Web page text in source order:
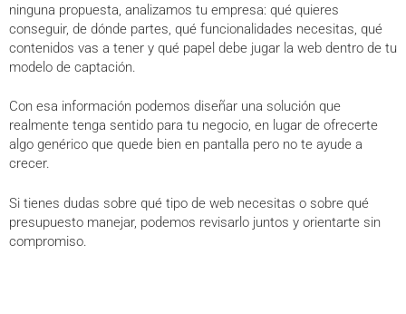
ninguna propuesta, analizamos tu empresa: qué quieres
conseguir, de dónde partes, qué funcionalidades necesitas, qué
contenidos vas a tener y qué papel debe jugar la web dentro de tu
modelo de captación.
Con esa información podemos diseñar una solución que
realmente tenga sentido para tu negocio, en lugar de ofrecerte
algo genérico que quede bien en pantalla pero no te ayude a
crecer.
Si tienes dudas sobre qué tipo de web necesitas o sobre qué
presupuesto manejar, podemos revisarlo juntos y orientarte sin
compromiso.